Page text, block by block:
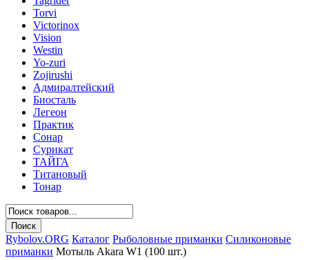
Torvi
Victorinox
Vision
Westin
Yo-zuri
Zojirushi
Адмиралтейский
Биосталь
Легеон
Практик
Сонар
Сурикат
ТАЙГА
Титановый
Тонар
Rybolov.ORG Каталог Рыболовные приманки Силиконовые
приманки Мотыль Akara W1 (100 шт.)